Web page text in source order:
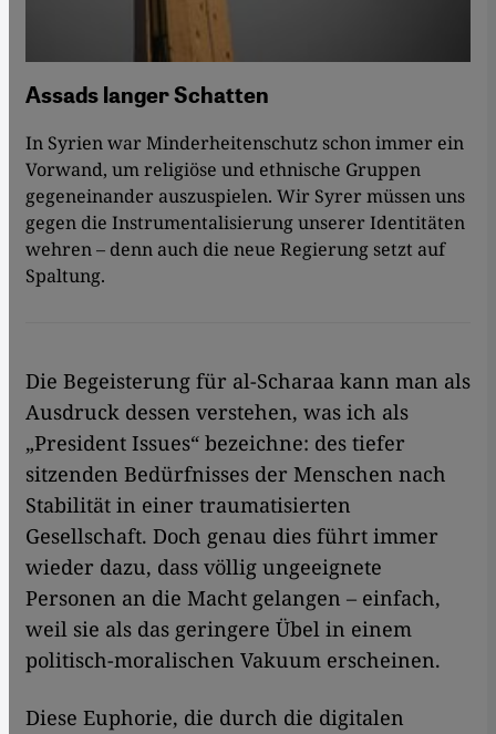
Assads langer Schatten
In Syrien war Minderheitenschutz schon immer ein
Vorwand, um religiöse und ethnische Gruppen
gegeneinander auszuspielen. Wir Syrer müssen uns
gegen die Instrumentalisierung unserer Identitäten
wehren – denn auch die neue Regierung setzt auf
Spaltung.
Die Begeisterung für al-Scharaa kann man als
Ausdruck dessen verstehen, was ich als
„President Issues“ bezeichne: des tiefer
sitzenden Bedürfnisses der Menschen nach
Stabilität in einer traumatisierten
Gesellschaft. Doch genau dies führt immer
wieder dazu, dass völlig ungeeignete
Personen an die Macht gelangen – einfach,
weil sie als das geringere Übel in einem
politisch-moralischen Vakuum erscheinen.
Diese Euphorie, die durch die digitalen